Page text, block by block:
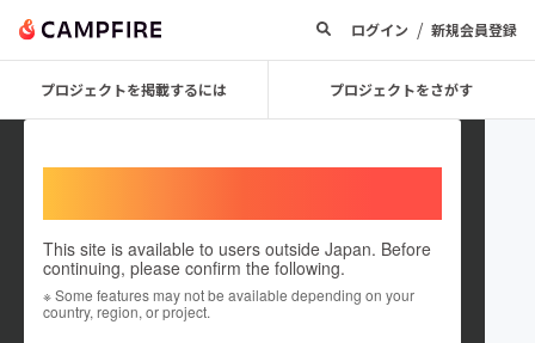
ログイン / 新規会員登録
プロジェクトを掲載するには プロジェクトをさがす
This site is available to users outside Japan. Before
continuing, please confirm the following.
※ Some features may not be available depending on your
country, region, or project.
Takehiro Oikawa